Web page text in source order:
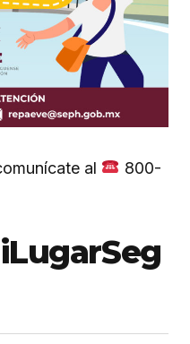
al
800-